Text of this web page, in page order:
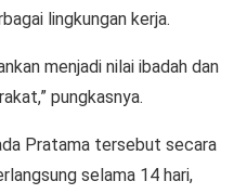
lingkungan kerja.
menjadi nilai ibadah dan
pungkasnya.
Pratama tersebut secara
selama 14 hari,